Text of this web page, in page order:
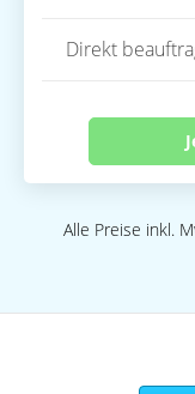
Direkt
Alle Preise inkl.